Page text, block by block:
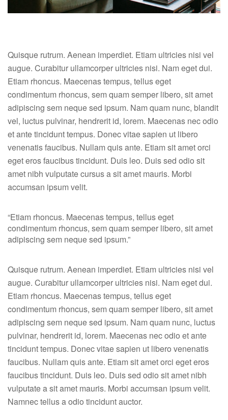
Quisque rutrum. Aenean imperdiet. Etiam ultricies nisi vel
augue. Curabitur ullamcorper ultricies nisi. Nam eget dui.
Etiam rhoncus. Maecenas tempus, tellus eget
condimentum rhoncus, sem quam semper libero, sit amet
adipiscing sem neque sed ipsum. Nam quam nunc, blandit
vel, luctus pulvinar, hendrerit id, lorem. Maecenas nec odio
et ante tincidunt tempus. Donec vitae sapien ut libero
venenatis faucibus. Nullam quis ante. Etiam sit amet orci
eget eros faucibus tincidunt. Duis leo. Duis sed odio sit
amet nibh vulputate cursus a sit amet mauris. Morbi
accumsan ipsum velit.
“Etiam rhoncus. Maecenas tempus, tellus eget
condimentum rhoncus, sem quam semper libero, sit amet
adipiscing sem neque sed ipsum.”
Quisque rutrum. Aenean imperdiet. Etiam ultricies nisi vel
augue. Curabitur ullamcorper ultricies nisi. Nam eget dui.
Etiam rhoncus. Maecenas tempus, tellus eget
condimentum rhoncus, sem quam semper libero, sit amet
adipiscing sem neque sed ipsum. Nam quam nunc, luctus
pulvinar, hendrerit id, lorem. Maecenas nec odio et ante
tincidunt tempus. Donec vitae sapien ut libero venenatis
faucibus. Nullam quis ante. Etiam sit amet orci eget eros
faucibus tincidunt. Duis leo. Duis sed odio sit amet nibh
vulputate a sit amet mauris. Morbi accumsan ipsum velit.
Namnec tellus a odio tincidunt auctor.